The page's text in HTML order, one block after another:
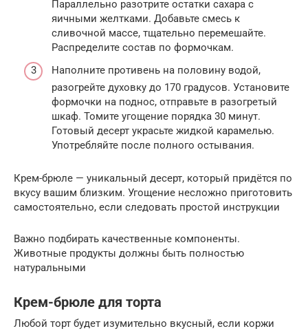
Параллельно разотрите остатки сахара с
яичными желтками. Добавьте смесь к
сливочной массе, тщательно перемешайте.
Распределите состав по формочкам.
Наполните противень на половину водой,
разогрейте духовку до 170 градусов. Установите
формочки на поднос, отправьте в разогретый
шкаф. Томите угощение порядка 30 минут.
Готовый десерт украсьте жидкой карамелью.
Употребляйте после полного остывания.
Крем-брюле — уникальный десерт, который придётся по
вкусу вашим близким. Угощение несложно приготовить
самостоятельно, если следовать простой инструкции
Важно подбирать качественные компоненты.
Животные продукты должны быть полностью
натуральными
Крем-брюле для торта
Любой торт будет изумительно вкусный, если коржи